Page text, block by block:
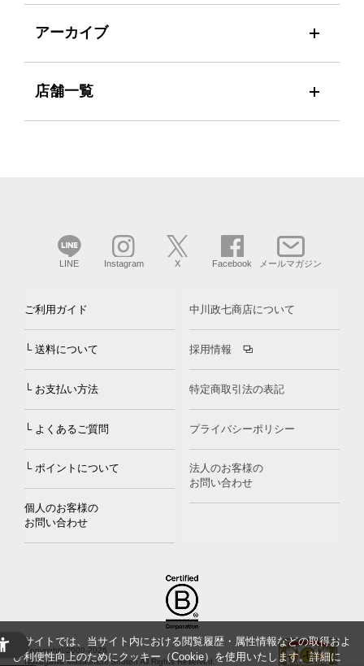
アーカイブ
店舗一覧
LINE Instagram X Facebook メールマガジン
ご利用ガイド
└ 送料について
└ お支払い方法
└ よくあるご質問
└ ポイントについて
個人のお客様の
お問い合わせ
中川政七商店について
採用情報
特定商取引法の表記
プライバシーポリシー
法人のお客様の
お問い合わせ
Copyright©2000-2026
Nakagawa Masashichi Shoten All Rights Reserved.
当サイトでは、当サイト内における閲覧履歴・属性情報などの取得およ
び利便性向上のためにクッキー（Cookie）を使用いたします。詳細に